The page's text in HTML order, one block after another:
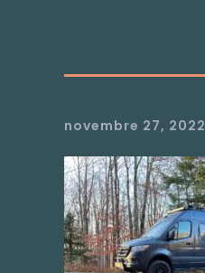
novembre 27, 2022